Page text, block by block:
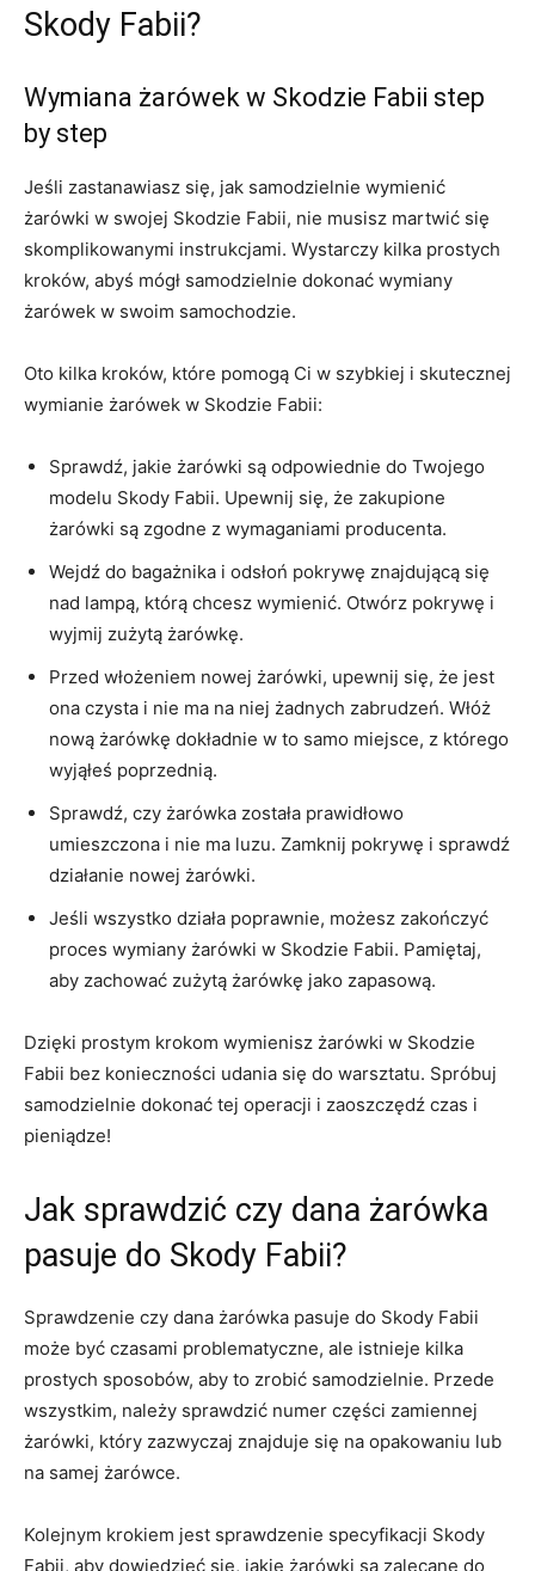
Skody⁢ Fabii?
Wymiana żarówek w⁣ Skodzie Fabii step
by step
Jeśli zastanawiasz się, jak samodzielnie wymienić
żarówki w swojej⁢ Skodzie Fabii, nie musisz martwić się
skomplikowanymi instrukcjami. Wystarczy‌ kilka prostych
kroków, ​abyś‌ mógł samodzielnie dokonać wymiany
żarówek w swoim samochodzie.
Oto kilka kroków,‌ które pomogą Ci w szybkiej i ⁤skutecznej
wymianie żarówek w Skodzie Fabii:
Sprawdź, jakie żarówki są odpowiednie do Twojego
modelu Skody Fabii. Upewnij się, że zakupione
żarówki są zgodne z wymaganiami producenta.
Wejdź do‍ bagażnika i odsłoń‌ pokrywę ‌znajdującą się
nad lampą, którą chcesz wymienić. Otwórz pokrywę i⁣
wyjmij zużytą żarówkę.
Przed włożeniem nowej żarówki, upewnij się, że jest
ona czysta i nie ma na niej‌ żadnych zabrudzeń. Włóż
nową żarówkę dokładnie w ‍to samo miejsce,⁣ z którego
wyjąłeś poprzednią.
Sprawdź, czy żarówka została prawidłowo
umieszczona i nie ma luzu. Zamknij pokrywę i ⁢sprawdź
działanie nowej żarówki.
Jeśli‍ wszystko działa ⁤poprawnie, możesz zakończyć
proces wymiany żarówki w Skodzie Fabii. Pamiętaj,
‍aby zachować zużytą żarówkę jako zapasową.
Dzięki prostym krokom wymienisz ​żarówki w Skodzie
Fabii bez ⁢konieczności udania⁣ się do warsztatu. Spróbuj
samodzielnie dokonać tej operacji i zaoszczędź czas i
pieniądze!
Jak sprawdzić ⁢czy dana żarówka
pasuje do Skody Fabii?
Sprawdzenie czy dana żarówka ​pasuje do ⁢Skody Fabii
może być czasami problematyczne, ale istnieje kilka
prostych sposobów, aby to zrobić samodzielnie. Przede
wszystkim, należy sprawdzić numer części zamiennej
żarówki, który zazwyczaj znajduje się na opakowaniu lub
na samej żarówce.
Kolejnym krokiem‍ jest sprawdzenie specyfikacji Skody
Fabii, aby dowiedzieć się, jakie​ żarówki są zalecane ‍do